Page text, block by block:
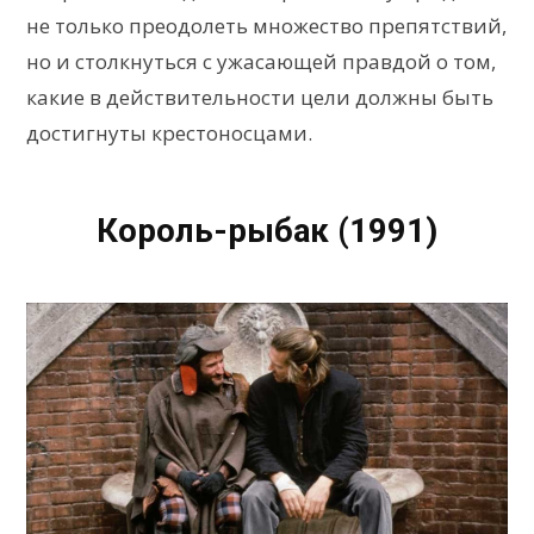
не только преодолеть множество препятствий,
но и столкнуться с ужасающей правдой о том,
какие в действительности цели должны быть
достигнуты крестоносцами.
Король-рыбак (1991)